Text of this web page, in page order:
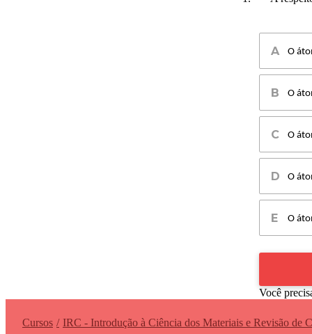
O
O
O
O
O
Você
Cursos IRC - Introdução à Ciência dos Materiais e Revisão de